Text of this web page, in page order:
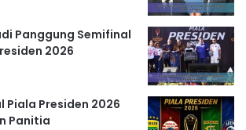
Panggung Semifinal
2026
Piala Presiden 2026
Panitia